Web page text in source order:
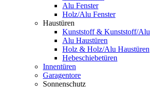
Alu Fenster
Holz/Alu Fenster
Haustüren
Kunststoff & Kunststoff/Alu
Alu Haustüren
Holz & Holz/Alu Haustüren
Hebeschiebetüren
Innentüren
Garagentore
Sonnenschutz